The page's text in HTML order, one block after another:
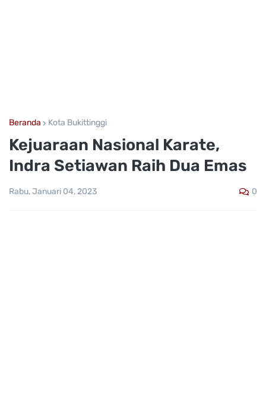
Beranda Kota Bukittinggi
Kejuaraan Nasional Karate,
Indra Setiawan Raih Dua Emas
Rabu, Januari 04, 2023 0